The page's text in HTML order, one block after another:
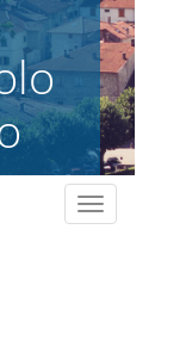
Toggle
navigation